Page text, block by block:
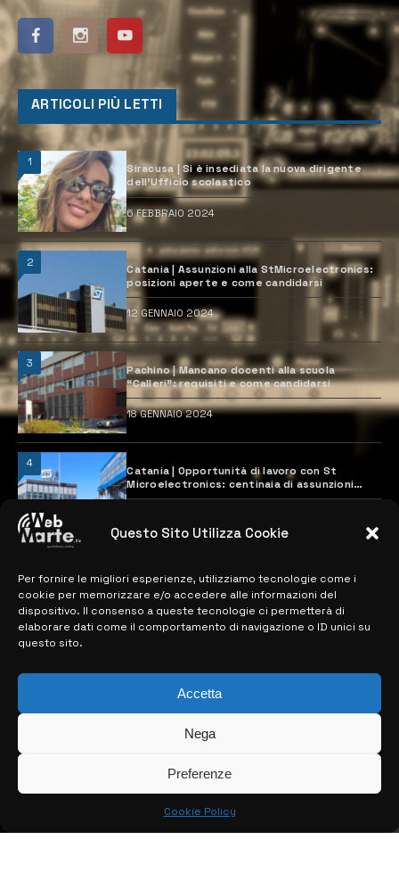
Questo Sito Utilizza Cookie
Per fornire le migliori esperienze, utilizziamo tecnologie come i
cookie per memorizzare e/o accedere alle informazioni del
dispositivo. Il consenso a queste tecnologie ci permetterà di
elaborare dati come il comportamento di navigazione o ID unici su
questo sito.
Accetta
Nega
Preferenze
Cookie Policy
ARTICOLI PIÙ LETTI
1
Siracusa | Si è insediata la nuova dirigente
dell’Ufficio scolastico
6 FEBBRAIO 2024
2
Catania | Assunzioni alla StMicroelectronics:
posizioni aperte e come candidarsi
12 GENNAIO 2024
3
Pachino | Mancano docenti alla scuola
“Calleri”: requisiti e come candidarsi
18 GENNAIO 2024
4
Catania | Opportunità di lavoro con St
Microelectronics: centinaia di assunzioni
previste
MAPPA DEL SITO
> NOTIZIE